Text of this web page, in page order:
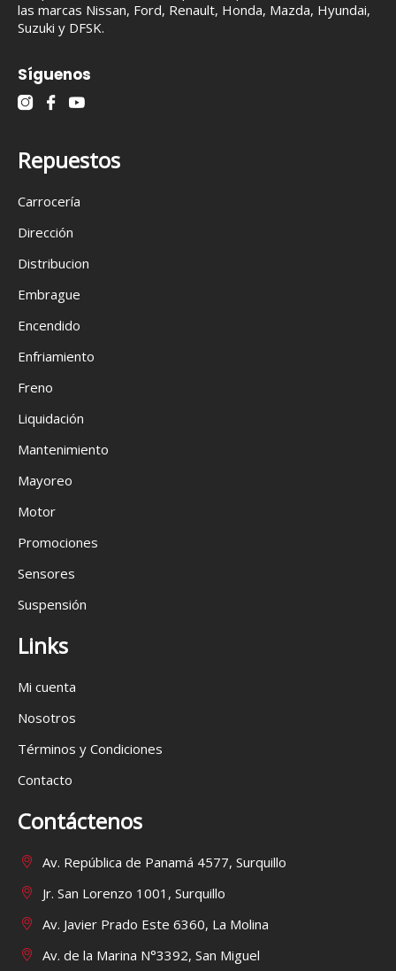
las marcas Nissan, Ford, Renault, Honda, Mazda, Hyundai,
Suzuki y DFSK.
Síguenos
Repuestos
Carrocería
Dirección
Distribucion
Embrague
Encendido
Enfriamiento
Freno
Liquidación
Mantenimiento
Mayoreo
Motor
Promociones
Sensores
Suspensión
Links
Mi cuenta
Nosotros
Términos y Condiciones
Contacto
Contáctenos
Av. República de Panamá 4577, Surquillo
Jr. San Lorenzo 1001, Surquillo
Av. Javier Prado Este 6360, La Molina
Av. de la Marina N°3392, San Miguel